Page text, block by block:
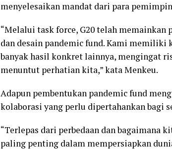
menyelesaikan mandat dari para
“Melalui task force, G20 telah memainkan
dan desain pandemic fund. Kami memiliki
banyak hasil konkret lainnya, mengingat
menuntut perhatian kita,” kata Menkeu.
Adapun pembentukan pandemic fund
kolaborasi yang perlu dipertahankan bagi
“Terlepas dari perbedaan dan bagaimana
paling penting dalam mempersiapkan